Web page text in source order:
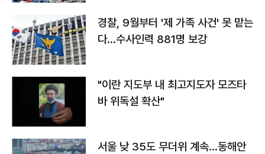
경찰, 9월부터 '제 가족 사건' 못 맡는
다…수사인력 881명 보강
"이란 지도부 내 최고지도자 모즈타
바 위독설 확산"
서울 낮 35도 무더위 계속…동해안